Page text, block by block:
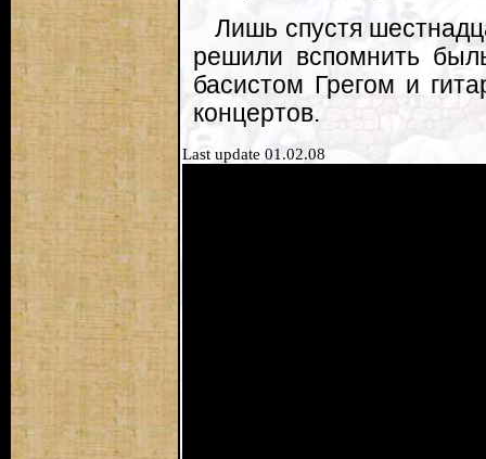
Лишь спустя
решили вспомнить
басистом Грегом и
концертов.
Last update 01.02.08